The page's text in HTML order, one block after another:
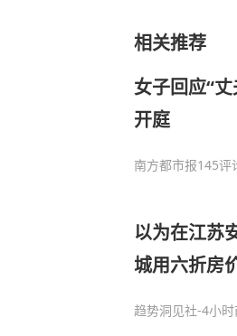
相关推荐
女子回应“
开庭
南方都市报145评
以为在江苏
城用六折房
趋势洞见社-4小